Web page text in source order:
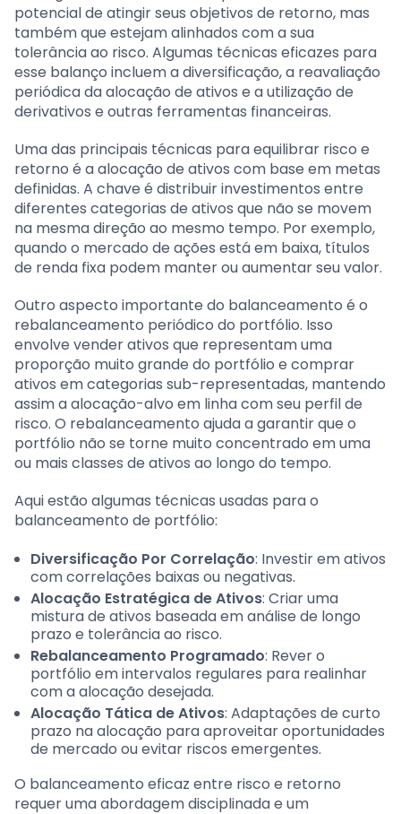
potencial de atingir seus objetivos de retorno, mas
também que estejam alinhados com a sua
tolerância ao risco. Algumas técnicas eficazes para
esse balanço incluem a diversificação, a reavaliação
periódica da alocação de ativos e a utilização de
derivativos e outras ferramentas financeiras.
Uma das principais técnicas para equilibrar risco e
retorno é a alocação de ativos com base em metas
definidas. A chave é distribuir investimentos entre
diferentes categorias de ativos que não se movem
na mesma direção ao mesmo tempo. Por exemplo,
quando o mercado de ações está em baixa, títulos
de renda fixa podem manter ou aumentar seu valor.
Outro aspecto importante do balanceamento é o
rebalanceamento periódico do portfólio. Isso
envolve vender ativos que representam uma
proporção muito grande do portfólio e comprar
ativos em categorias sub-representadas, mantendo
assim a alocação-alvo em linha com seu perfil de
risco. O rebalanceamento ajuda a garantir que o
portfólio não se torne muito concentrado em uma
ou mais classes de ativos ao longo do tempo.
Aqui estão algumas técnicas usadas para o
balanceamento de portfólio:
Diversificação Por Correlação: Investir em ativos
com correlações baixas ou negativas.
Alocação Estratégica de Ativos: Criar uma
mistura de ativos baseada em análise de longo
prazo e tolerância ao risco.
Rebalanceamento Programado: Rever o
portfólio em intervalos regulares para realinhar
com a alocação desejada.
Alocação Tática de Ativos: Adaptações de curto
prazo na alocação para aproveitar oportunidades
de mercado ou evitar riscos emergentes.
O balanceamento eficaz entre risco e retorno
requer uma abordagem disciplinada e um